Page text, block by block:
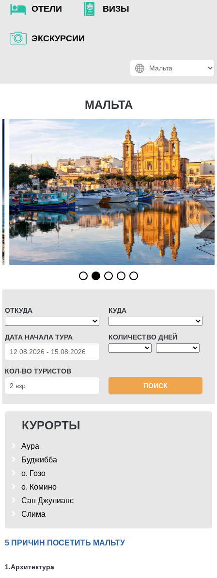
ОТЕЛИ ВИЗЫ
ЭКСКУРСИИ
МАЛЬТА
ОТКУДА КУДА
ДАТА НАЧАЛА ТУРА КОЛИЧЕСТВО ДНЕЙ
КОЛ-ВО ТУРИСТОВ
ПОИСК
КУРОРТЫ
Аура
Буджибба
о. Гозо
о. Комино
Сан Джулианс
Слима
5 ПРИЧИН ПОСЕТИТЬ МАЛЬТУ
1.Архитектура